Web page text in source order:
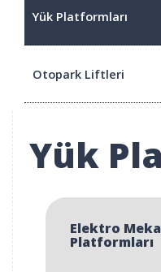
Yük Platformları
Otopark Liftleri
Yük
Elektro
Platformları